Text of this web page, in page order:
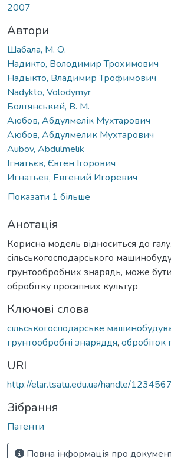
2007
Автори
Шабала, М. О.
Надикто, Володимир Трохимович
Надыкто, Владимир Трофимович
Nadykto, Volodymyr
Болтянський, В. М.
Аюбов, Абдулмелік Мухтарович
Аюбов, Абдулмелик Мухтарович
Aubov, Abdulmelik
Ігнатьєв, Євген Ігорович
Игнатьев, Евгений Игоревич
Показати 1 більше
Анотація
Корисна модель відноситься до
сільськогосподарського
грунтообробних знарядь, може
обробітку просапних культур
Ключові слова
сільськогосподарське
грунтообробні знаряддя, обробіток
URI
http://elar.tsatu.edu.ua/handle/
Зібрання
Патенти
Повна інформація про